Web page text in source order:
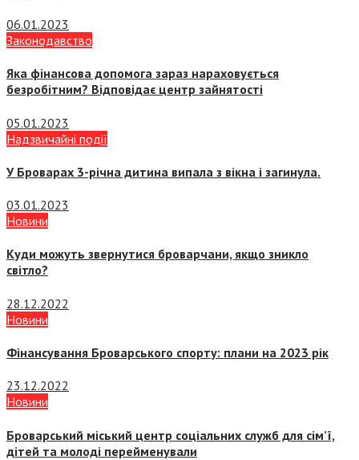
06.01.2023
Законодавство
Яка фінансова допомога зараз нараховується
безробітним? Відповідає центр зайнятості
05.01.2023
Надзвичайні події
У Броварах 3-річна дитина випала з вікна і загинула.
03.01.2023
Новини
Куди можуть звернутися броварчани, якщо зникло
світло?
28.12.2022
Новини
Фінансування Броварського спорту: плани на 2023 рік
23.12.2022
Новини
Броварський міський центр соціальних служб для сім’ї,
дітей та молоді перейменували